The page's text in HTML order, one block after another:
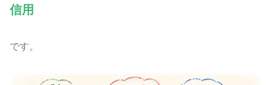
信用
です。